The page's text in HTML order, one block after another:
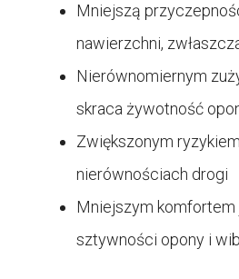
Mniejszą
nawierzchni,
Nierównomiernym
skraca żywotność
Zwiększonym
nierównościach drogi
Mniejszym komfortem
sztywności opony i